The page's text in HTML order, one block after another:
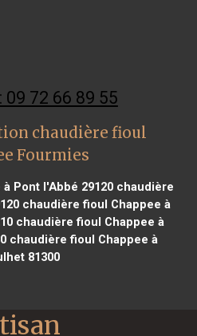
09 72 66 89 55
chaudière fioul
Fourmies
Pont l'Abbé 29120 chaudière
chaudière fioul Chappee à
chaudière fioul Chappee à
chaudière fioul Chappee à
81300